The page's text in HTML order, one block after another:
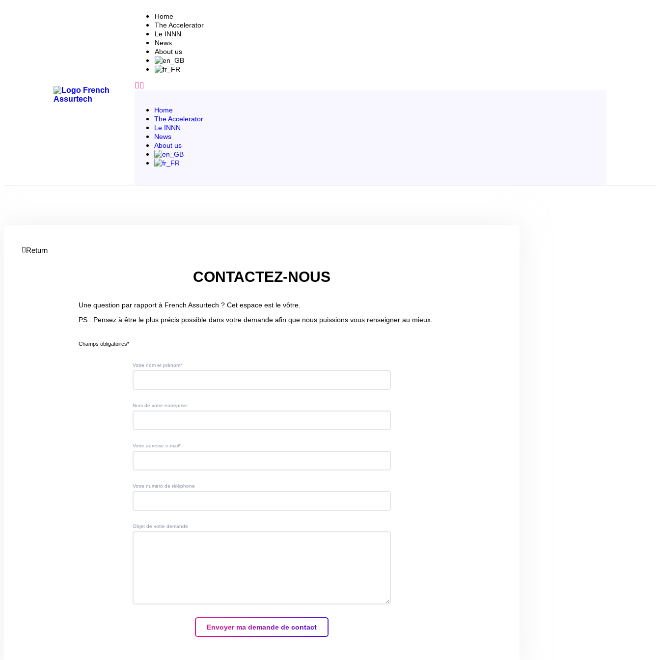
Home
The Accelerator
Le INNN
News
About us
Home
The Accelerator
Le INNN
News
About us
Return
CONTACTEZ-NOUS
Une question par rapport à French Assurtech ? Cet espace est le vôtre.
PS : Pensez à être le plus précis possible dans votre demande afin que nous puissions vous renseigner au mieux.
Champs obligatoires*
Votre nom et prénom*
Nom de votre entreprise
Votre adresse e-mail*
Votre numéro de téléphone
Objet de votre demande
Envoyer ma demande de contact